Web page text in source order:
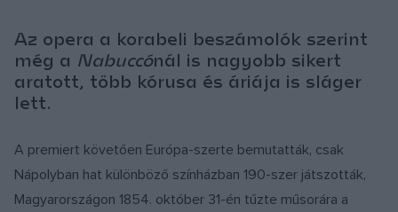
Az opera a korabeli beszámolók szerint
még a Nabuccónál is nagyobb sikert
aratott, több kórusa és áriája is sláger
lett.
A premiert követően Európa-szerte bemutatták, csak
Nápolyban hat különböző színházban 190-szer játszották,
Magyarországon 1854. október 31-én tűzte műsorára a